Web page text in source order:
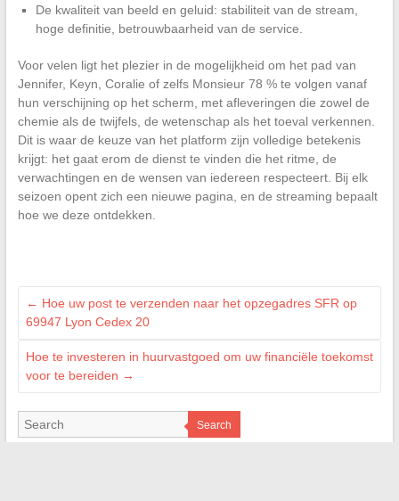
De kwaliteit van beeld en geluid: stabiliteit van de stream,
hoge definitie, betrouwbaarheid van de service.
Voor velen ligt het plezier in de mogelijkheid om het pad van
Jennifer, Keyn, Coralie of zelfs Monsieur 78 % te volgen vanaf
hun verschijning op het scherm, met afleveringen die zowel de
chemie als de twijfels, de wetenschap als het toeval verkennen.
Dit is waar de keuze van het platform zijn volledige betekenis
krijgt: het gaat erom de dienst te vinden die het ritme, de
verwachtingen en de wensen van iedereen respecteert. Bij elk
seizoen opent zich een nieuwe pagina, en de streaming bepaalt
hoe we deze ontdekken.
← Hoe uw post te verzenden naar het opzegadres SFR op
69947 Lyon Cedex 20
Hoe te investeren in huurvastgoed om uw financiële toekomst
voor te bereiden →
Search